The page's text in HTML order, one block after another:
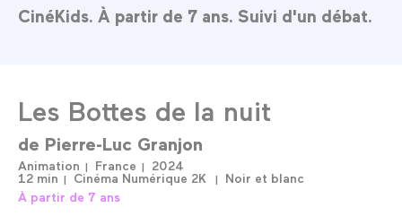
CinéKids. À partir de 7 ans. Suivi d'un débat.
Les Bottes de la nuit
de Pierre-Luc Granjon
Animation France
2024
12 min
Cinéma Numérique 2K
Noir et blanc
À partir de 7 ans